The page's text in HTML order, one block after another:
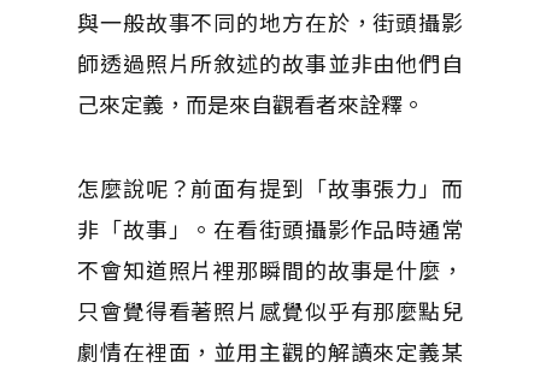
與一般故事不同的地方在於，街頭攝影
師透過照片所敘述的故事並非由他們自
己來定義，而是來自觀看者來詮釋。
怎麼說呢？前面有提到「故事張力」而
非「故事」。在看街頭攝影作品時通常
不會知道照片裡那瞬間的故事是什麼，
只會覺得看著照片感覺似乎有那麼點兒
劇情在裡面，並用主觀的解讀來定義某